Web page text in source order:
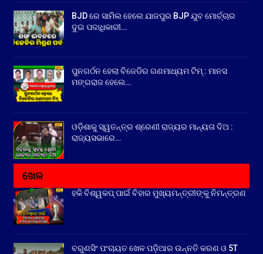
BJD ରେ ସାମିଲ ହେଲେ ଯାଜପୁର BJP ଯୁବ ମୋର୍ଚ୍ଚାର
ଦୁଇ ପଦାଧିକାରୀ…
ପୁନଗର୍ଠନ ହେଲା ବିଜେଡିର ଗଣମାଧ୍ୟମ ଟିମ୍ : ମାନସ
ମଙ୍ଗରାଜ ହେଲେ…
ଓଡ଼ିଶାକୁ ସ୍ୱତନ୍ତ୍ର ଶ୍ରେଣୀ ରାଜ୍ୟର ମାନ୍ୟତା ଦିଅ :
ରାଜ୍ୟସଭାରେ…
ଖେଳ
ହକି ବିଶ୍ୱକପ୍ ପାଇଁ ବିହାର ମୁଖ୍ୟମନ୍ତ୍ରୀଙ୍କୁ ନିମନ୍ତ୍ରଣ
ବରୁଣସିଂ ପଂଚାୟତ ଖେଳ ପଡ଼ିଆର ଉନ୍ନତି କରଣ ଓ 5T